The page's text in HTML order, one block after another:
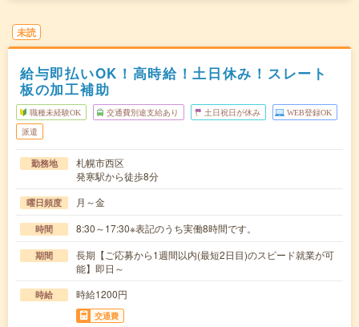
未読
給与即払いOK！高時給！土日休み！スレート
板の加工補助
職種未経験OK 交通費別途支給あり 土日祝日が休み WEB登録OK
派遣
勤務地
札幌市西区
発寒駅から徒歩8分
曜日頻度 月～金
時間 8:30～17:30※表記のうち実働8時間です。
期間
長期【ご応募から1週間以内(最短2日目)のスピード就業が可
能】即日～
時給 時給1200円
交通費